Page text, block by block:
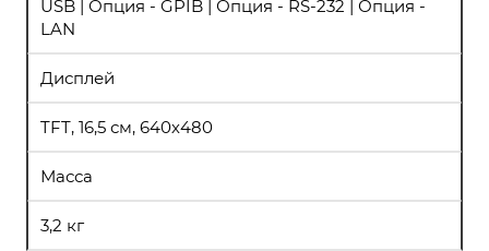
USB | Опция - GPIB | Опция - RS-232 | Опция -
LAN
Дисплей
TFT, 16,5 см, 640х480
Масса
3,2 кг